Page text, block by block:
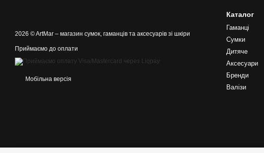
2026 © ArtMar – магазин сумок, гаманців та аксесуарів зі шкіри
Приймаємо до оплати
Мобільна версія
Каталог
Гаманці
Сумки
Дитяче
Аксесуари
Бренди
Валізи